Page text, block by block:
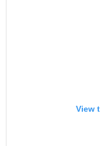
View